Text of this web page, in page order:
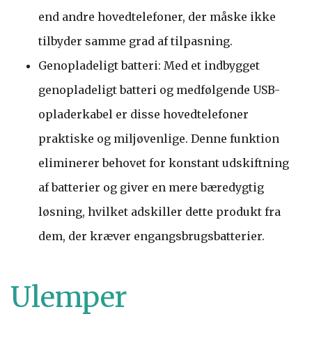
end andre hovedtelefoner, der måske ikke
tilbyder samme grad af tilpasning.
Genopladeligt batteri: Med et indbygget
genopladeligt batteri og medfølgende USB-
opladerkabel er disse hovedtelefoner
praktiske og miljøvenlige. Denne funktion
eliminerer behovet for konstant udskiftning
af batterier og giver en mere bæredygtig
løsning, hvilket adskiller dette produkt fra
dem, der kræver engangsbrugsbatterier.
Ulemper